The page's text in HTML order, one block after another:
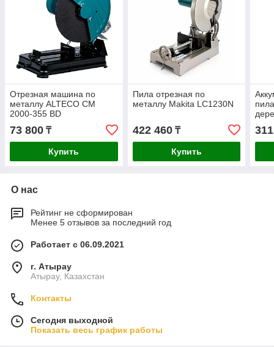
Отрезная машина по
металлу ALTECO CM
2000-355 BD
73 800 ₸
Купить
Пила отрезная по
металлу Makita LC1230N
422 460₸
Купить
О нас
Рейтинг не сформирован
Менее 5 отзывов за последний год
Работает с 06.09.2021
г. Атырау
Атырау, Казахстан
Контакты
Сегодня выходной
Показать весь график работы